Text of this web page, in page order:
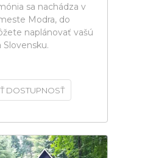
sa nachádza v
Modra, do
naplánovať vašú
DOSTUPNOSŤ